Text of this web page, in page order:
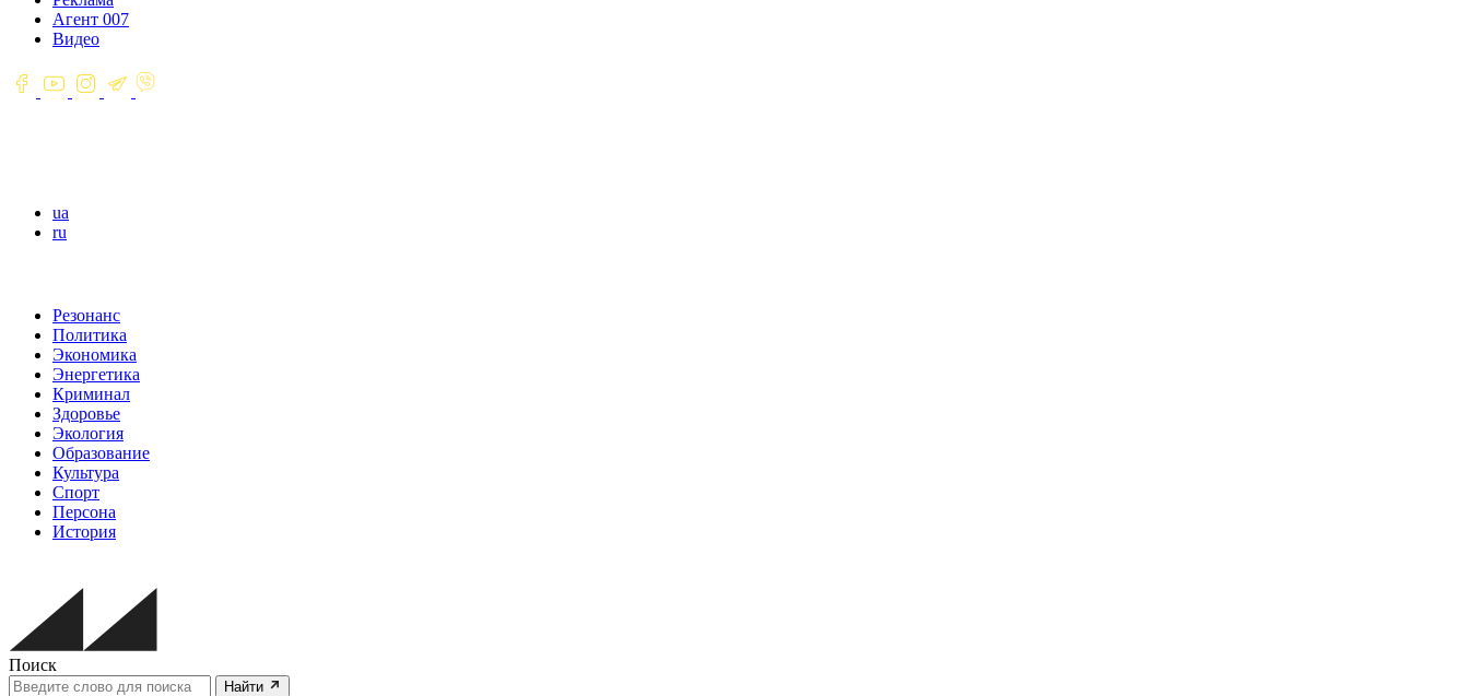
Агент 007
Видео
ua
ru
Резонанс
Политика
Экономика
Энергетика
Криминал
Здоровье
Экология
Образование
Культура
Спорт
Персона
История
Поиск
Найти